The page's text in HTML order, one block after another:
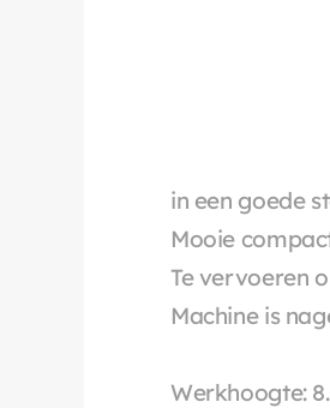
in een goede
Mooie
Te vervoeren
Machine is
Werkhoogte: